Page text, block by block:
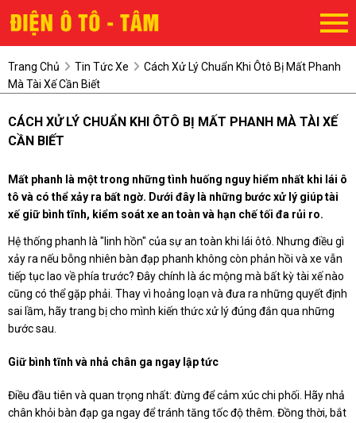
Trang Chủ Tin Tức Xe
Cách Xử Lý Chuẩn Khi Ôtô Bị Mất Phanh
Mà Tài Xế Cần Biết
CÁCH XỬ LÝ CHUẨN KHI ÔTÔ BỊ MẤT PHANH MÀ TÀI XẾ
CẦN BIẾT
Mất phanh là một trong những tình huống nguy hiểm nhất khi lái ô
tô và có thể xảy ra bất ngờ. Dưới đây là những bước xử lý giúp tài
xế giữ bình tĩnh, kiểm soát xe an toàn và hạn chế tối đa rủi ro.
Hệ thống phanh là "linh hồn" của sự an toàn khi lái ôtô. Nhưng điều gì
xảy ra nếu bỗng nhiên bàn đạp phanh không còn phản hồi và xe vẫn
tiếp tục lao về phía trước? Đây chính là ác mộng mà bất kỳ tài xế nào
cũng có thể gặp phải. Thay vì hoảng loạn và đưa ra những quyết định
sai lầm, hãy trang bị cho mình kiến thức xử lý đúng đắn qua những
bước sau.
Giữ bình tĩnh và nhả chân ga ngay lập tức
Điều đầu tiên và quan trọng nhất: đừng để cảm xúc chi phối. Hãy nhả
chân khỏi bàn đạp ga ngay để tránh tăng tốc độ thêm. Đồng thời, bắt